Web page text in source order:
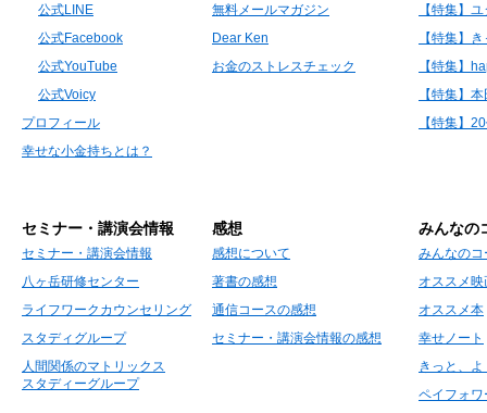
公式LINE
公式Facebook
公式YouTube
公式Voicy
プロフィール
幸せな小金持ちとは？
無料メールマガジン
Dear Ken
お金のストレスチェック
【特集】
【特集】
【特集】
【特集】
【特集】
セミナー・講演会情報
セミナー・講演会情報
八ヶ岳研修センター
ライフワークカウンセリング
スタディグループ
人間関係のマトリックス
スタディーグループ
感想
感想について
著書の感想
通信コースの感想
セミナー・講演会情報の感想
みんなの
みんなの
オススメ映
オススメ本
幸せノート
きっと、
ペイフォワ